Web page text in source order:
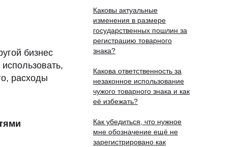
Каковы актуальные
изменения в размере
государственных пошлин за
регистрацию товарного
знака?
Какова ответственность за
незаконное использование
чужого товарного знака и как
её избежать?
Как убедиться, что нужное
мне обозначение ещё не
зарегистрировано как
бизнес
расходы